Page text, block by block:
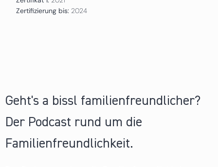
Zertifizierung bis: 2024
Geht's a bissl familienfreundlicher?
Der Podcast rund um die
Familienfreundlichkeit.